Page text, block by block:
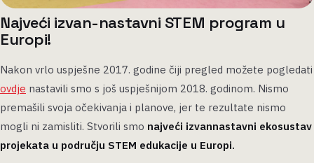
Najveći izvan-nastavni STEM program u
Europi!
Nakon vrlo uspješne 2017. godine čiji pregled možete pogledati
ovdje nastavili smo s još uspješnijom 2018. godinom. Nismo
premašili svoja očekivanja i planove, jer te rezultate nismo
mogli ni zamisliti. Stvorili smo najveći izvannastavni ekosustav
projekata u području STEM edukacije u Europi.